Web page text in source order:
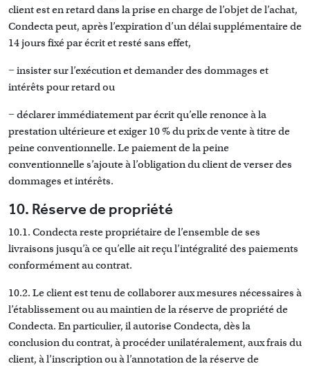
client est en retard dans la prise en charge de l’objet de l’achat,
Condecta peut, après l’expiration d’un délai supplémentaire de
14 jours fixé par écrit et resté sans effet,
− insister sur l’exécution et demander des dommages et
intérêts pour retard ou
− déclarer immédiatement par écrit qu’elle renonce à la
prestation ultérieure et exiger 10 % du prix de vente à titre de
peine conventionnelle. Le paiement de la peine
conventionnelle s’ajoute à l’obligation du client de verser des
dommages et intérêts.
10. Réserve de propriété
10.1. Condecta reste propriétaire de l’ensemble de ses
livraisons jusqu’à ce qu’elle ait reçu l’intégralité des paiements
conformément au contrat.
10.2. Le client est tenu de collaborer aux mesures nécessaires à
l’établissement ou au maintien de la réserve de propriété de
Condecta. En particulier, il autorise Condecta, dès la
conclusion du contrat, à procéder unilatéralement, aux frais du
client, à l’inscription ou à l’annotation de la réserve de